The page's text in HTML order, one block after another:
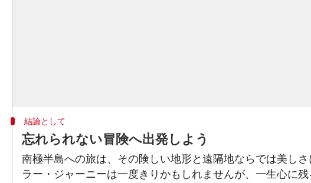
結論として
忘れられない冒険へ出発しよう
南極半島への旅は、その険しい地形と遠隔地ならでは美し
ラー・ジャーニーは一度きりかもしれませんが、一生心に